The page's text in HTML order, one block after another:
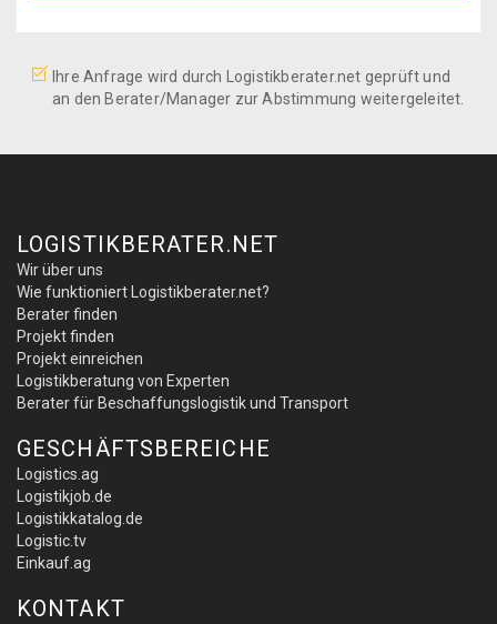
Ihre Anfrage wird durch Logistikberater.net geprüft und
an den Berater/Manager zur Abstimmung weitergeleitet.
LOGISTIKBERATER.NET
Wir über uns
Wie funktioniert Logistikberater.net?
Berater finden
Projekt finden
Projekt einreichen
Logistikberatung von Experten
Berater für Beschaffungslogistik und Transport
GESCHÄFTSBEREICHE
Logistics.ag
Logistikjob.de
Logistikkatalog.de
Logistic.tv
Einkauf.ag
KONTAKT